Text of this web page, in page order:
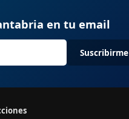
en tu email
Suscribirme